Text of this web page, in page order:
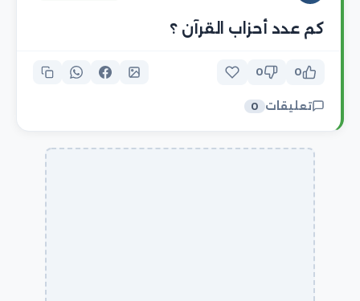
كم عدد أحزاب القرآن ؟
0
0
تعليقات 0